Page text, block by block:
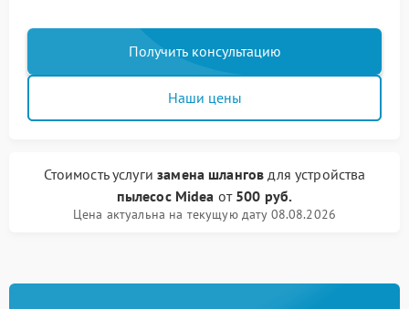
Получить консультацию
Наши цены
Стоимость услугизамена шлангов для устройства
пылесос Midea от 500 руб.
Цена актуальна на текущую дату 08.08.2026